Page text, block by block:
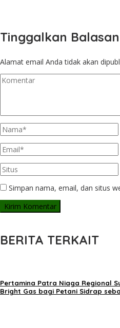
Tinggalkan Balasan
Alamat email Anda tidak akan
Simpan nama, email, dan situs
BERITA TERKAIT
Pertamina Patra Niaga Regional
Bright Gas bagi Petani Sidrap